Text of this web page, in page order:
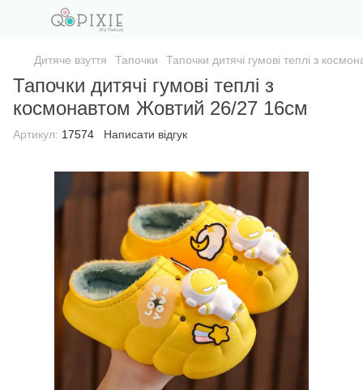
Дитяче взуття Тапочки Тапочки дитячі гумові теплі з
Тапочки дитячі гумові теплі з
космонавтом Жовтий 26/27 16см
Артикул: 17574 Написати відгук